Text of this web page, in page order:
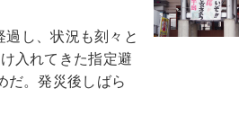
し、状況も刻々と
入れてきた指定避
だ。発災後しばら